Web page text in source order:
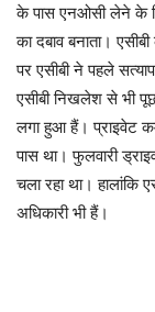
के पास एनओसी लेने के
का दबाव बनाता।
पर एसीबी ने पहले
एसीबी निखलेश से भी
लगा हुआ हैं। प्राइवेट
पास था। फुलवारी
चला रहा था। हालांकि
अधिकारी भी हैं।